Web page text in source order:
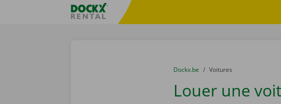
sitename
You are here:
du
Dockx.be to
Voitures
Louer une